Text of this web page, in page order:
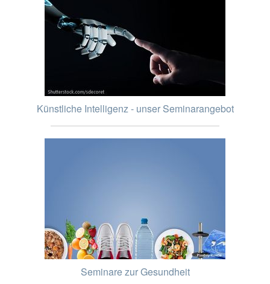
Künstliche Intelligenz - unser Seminarangebot
Seminare zur Gesundheit